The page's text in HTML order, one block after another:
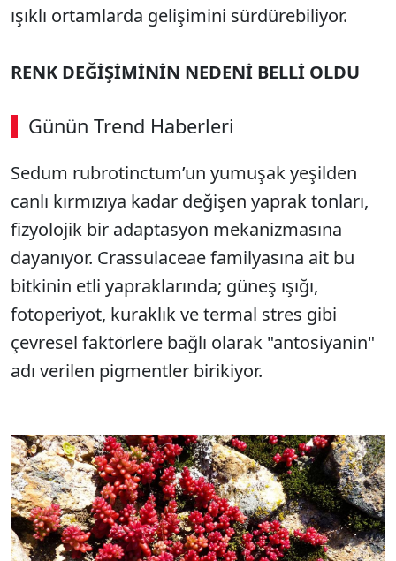
ışıklı ortamlarda gelişimini sürdürebiliyor.
RENK DEĞİŞİMİNİN NEDENİ BELLİ OLDU
Günün Trend Haberleri
SÖZCÜ SON DAKİKA
Sedum rubrotinctum’un yumuşak yeşilden
canlı kırmızıya kadar değişen yaprak tonları,
fizyolojik bir adaptasyon mekanizmasına
dayanıyor. Crassulaceae familyasına ait bu
bitkinin etli yapraklarında; güneş ışığı,
fotoperiyot, kuraklık ve termal stres gibi
çevresel faktörlere bağlı olarak "antosiyanin"
adı verilen pigmentler birikiyor.